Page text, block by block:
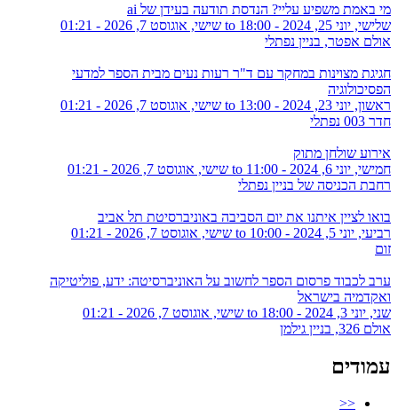
מי באמת משפיע עליי? הנדסת תודעה בעידן של ai
שלישי, יוני 25, 2024 - 18:00
שישי, אוגוסט 7, 2026 - 01:21
אולם אפטר, בניין נפתלי
חגיגת מצוינות במחקר עם ד"ר רעות נעים מבית הספר למדעי
הפסיכולוגיה
ראשון, יוני 23, 2024 - 13:00
שישי, אוגוסט 7, 2026 - 01:21
חדר 003 נפתלי
אירוע שולחן מתוק
חמישי, יוני 6, 2024 - 11:00
שישי, אוגוסט 7, 2026 - 01:21
רחבת הכניסה של בניין נפתלי
בואו לציין איתנו את יום הסביבה באוניברסיטת תל אביב
רביעי, יוני 5, 2024 - 10:00
שישי, אוגוסט 7, 2026 - 01:21
זום
ערב לכבוד פרסום הספר לחשוב על האוניברסיטה: ידע, פוליטיקה
ואקדמיה בישראל
שני, יוני 3, 2024 - 18:00
שישי, אוגוסט 7, 2026 - 01:21
אולם 326, בניין גילמן
עמודים
<<